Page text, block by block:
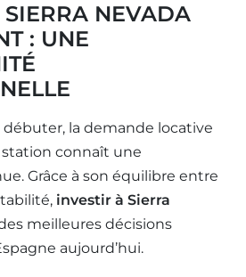
NEVADA
: UNE
débuter, la demande locative
connaît une
Grâce à son équilibre entre
investir à Sierra
meilleures décisions
aujourd’hui.